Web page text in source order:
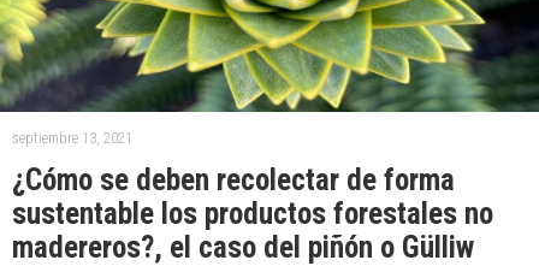
septiembre 13, 2021
¿Cómo se deben recolectar de forma
sustentable los productos forestales no
madereros?, el caso del piñón o Gülliw